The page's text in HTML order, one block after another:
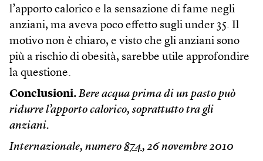
l’apporto calorico e la sensazione di fame negli
anziani, ma aveva poco effetto sugli under 35. Il
motivo non è chiaro, e visto che gli anziani sono
più a rischio di obesità, sarebbe utile approfondire
la questione.
Conclusioni. Bere acqua prima di un pasto può
ridurre l’apporto calorico, soprattutto tra gli
anziani.
Internazionale, numero 874, 26 novembre 2010